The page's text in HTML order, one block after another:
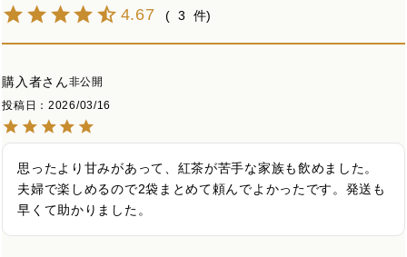
4.67 3
購入者
非公開
投稿日
2026/03/16
思ったより甘みがあって、紅茶が苦手な家族も飲めました。
夫婦で楽しめるので2袋まとめて頼んでよかったです。発送も
早くて助かりました。